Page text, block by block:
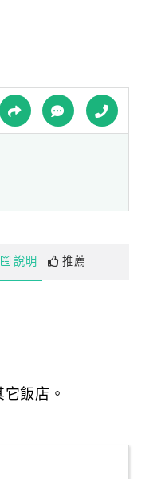
說明 推薦
飯店。